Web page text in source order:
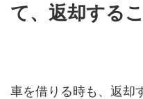
て、返却する
車を借りる時も、返却